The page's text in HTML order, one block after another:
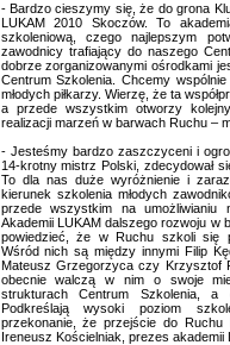
- Bardzo cieszymy się, że do grona
LUKAM 2010 Skoczów. To
szkoleniową, czego najlepszym
zawodnicy trafiający do naszego
dobrze zorganizowanymi ośrodkami
Centrum Szkolenia. Chcemy
młodych piłkarzy. Wierzę, że ta
a przede wszystkim otworzy
realizacji marzeń w barwach Ruchu –
- Jesteśmy bardzo zaszczyceni i
14-krotny mistrz Polski, zdecydował
To dla nas duże wyróżnienie i
kierunek szkolenia młodych
przede wszystkim na umożliwianiu
Akademii LUKAM dalszego rozwoju w
powiedzieć, że w Ruchu szkoli się
Wśród nich są między innymi Filip
Mateusz Grzegorzyca czy Krzysztof
obecnie walczą w nim o swoje
strukturach Centrum Szkolenia, a
Podkreślają wysoki poziom
przekonanie, że przejście do
Ireneusz Kościelniak, prezes akademii